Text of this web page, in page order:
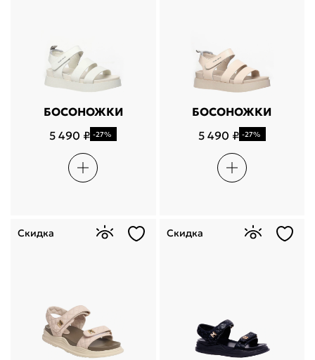
БОСОНОЖКИ
5 490 ₽ -27%
БОСОНОЖКИ
5 490 ₽ -27%
Скидка Скидка